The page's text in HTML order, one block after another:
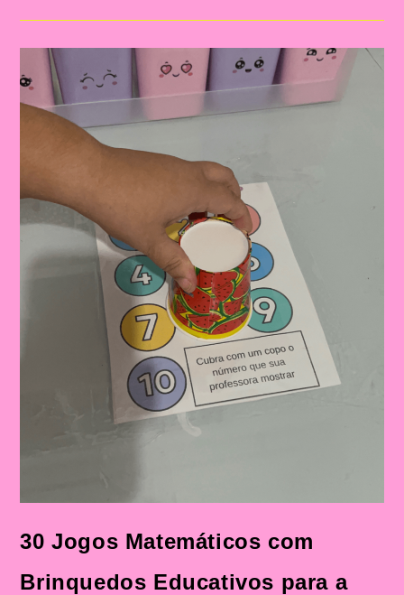
Com
Para
A
Educação
30 Jogos Matemáticos com
Brinquedos Educativos para a